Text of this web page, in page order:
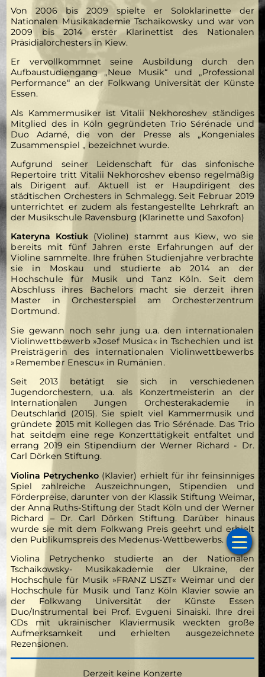
Von 2006 bis 2009 spielte er Soloklarinette der
Nationalen Musikakademie Tschaikowsky und war von
2009 bis 2014 erster Klarinettist des Nationalen
Präsidialorchesters in Kiew.
Er vervollkommnet seine Ausbildung durch den
Aufbaustudiengang „Neue Musik“ und „Professional
Performance“ an der Folkwang Universität der Künste
Essen.
Als Kammermusiker ist Vitalii Nekhoroshev ständiges
Mitglied des in Köln gegründeten Trio Sérénade und
Duo Adamé, die von der Presse als „Kongeniales
Zusammenspiel „ bezeichnet wurde.
Aufgrund seiner Leidenschaft für das sinfonische
Repertoire tritt Vitalii Nekhoroshev ebenso regelmäßig
als Dirigent auf. Aktuell ist er Haupdirigent des
städtischen Orchesters in Schmalegg. Seit Februar 2019
unterrichtet er zudem als festangestellte Lehrkraft an
der Musikschule Ravensburg (Klarinette und Saxofon)
Kateryna Kostiuk (Violine)stammt aus Kiew, wo sie
bereits mit fünf Jahren erste Erfahrungen auf der
Violine sammelte. Ihre frühen Studienjahre verbrachte
sie in Moskau und studierte ab 2014 an der
Hochschule für Musik und Tanz Köln. Seit dem
Abschluss ihres Bachelors macht sie derzeit ihren
Master in Orchesterspiel am Orchesterzentrum
Dortmund.
Sie gewann noch sehr jung u.a. den internationalen
Violinwettbewerb »Josef Musica« in Tschechien und ist
Preisträgerin des internationalen Violinwettbewerbs
»Remember Enescu« in Rumänien.
Seit 2013 betätigt sie sich in verschiedenen
Jugendorchestern, u.a. als Konzertmeisterin an der
Internationalen Jungen Orchesterakademie in
Deutschland (2015). Sie spielt viel Kammermusik und
gründete 2015 mit Kollegen das Trio Sérénade. Das Trio
hat seitdem eine rege Konzerttätigkeit entfaltet und
errang 2019 ein Stipendium der Werner Richard - Dr.
Carl Dörken Stiftung.
Violina Petrychenko (Klavier) erhielt für ihr feinsinniges
Spiel zahlreiche Auszeichnungen, Stipendien und
Förderpreise, darunter von der Klassik Stiftung Weimar,
der Anna Ruths-Stiftung der Stadt Köln und der Werner
Richard – Dr. Carl Dörken Stiftung. Darüber hinaus
wurde sie mit dem Folkwang Preis geehrt und erhielt
den Publikumspreis des Medenus-Wettbewerbs.
Violina Petrychenko studierte an der Nationalen
Tschaikowsky- Musikakademie der Ukraine, der
Hochschule für Musik »FRANZ LISZT« Weimar und der
Hochschule für Musik und Tanz Köln Klavier sowie an
der Folkwang Universität der Künste Essen
Duo/Instrumental bei Prof. Evgueni Sinaiski. Ihre drei
CDs mit ukrainischer Klaviermusik weckten große
Aufmerksamkeit und erhielten ausgezeichnete
Rezensionen.
Derzeit keine Konzerte